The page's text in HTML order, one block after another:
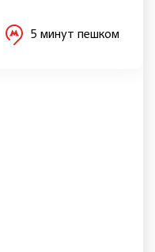
5 минут пешком